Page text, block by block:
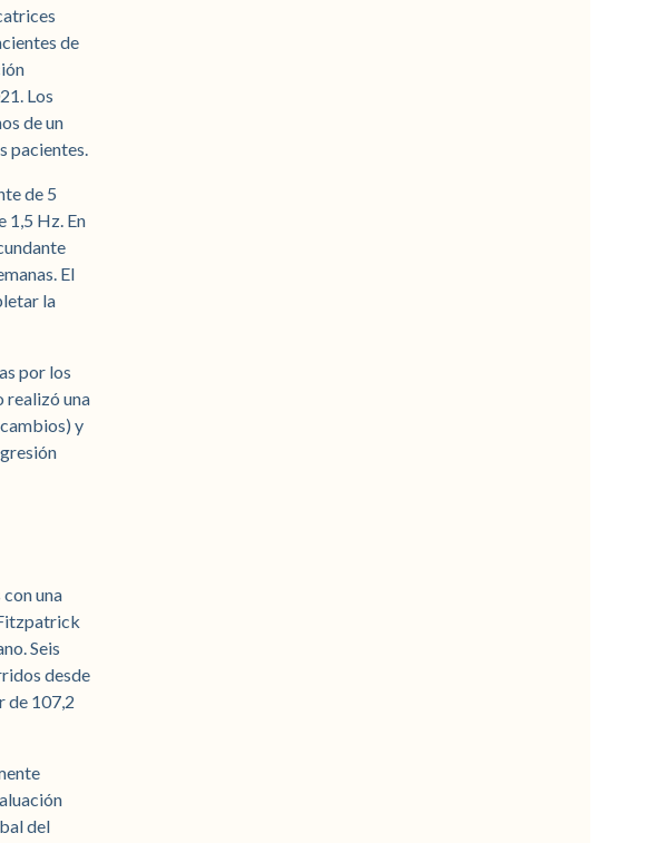
de
Los
de un
pacientes.
de 5
1,5 Hz. En
El
la
por los
realizó una
y
una
Seis
desde
de 107,2
del